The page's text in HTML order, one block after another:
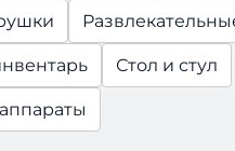
Стол и стул